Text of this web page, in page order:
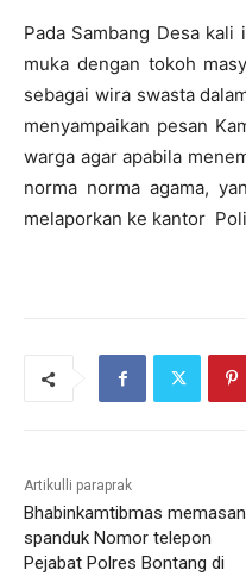
Pada Sambang Desa
muka dengan tokoh
sebagai wira swasta
menyampaikan pesan
warga agar apabila
norma norma agama,
melaporkan ke kantor
Artikulli paraprak
Bhabinkamtibmas
spanduk Nomor telepon
Pejabat Polres Bontang di